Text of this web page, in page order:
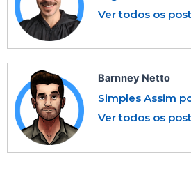
Ver todos os
Barnney Netto
Simples Assim
Ver todos os